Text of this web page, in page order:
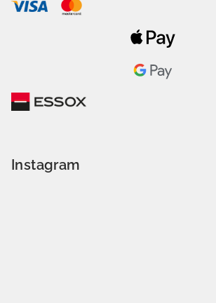
Instagram